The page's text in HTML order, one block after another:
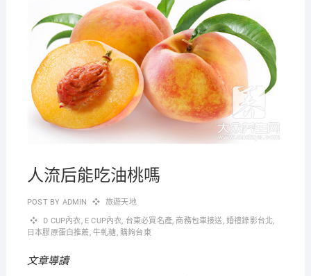
人流后能吃油桃嗎
POST BY ADMIN 旅遊天地
D CUP內衣, E CUP內衣, 台東必買名產, 商務包車接送, 婚禮錄影台北,
日本膠原蛋白推薦, 牛軋糖, 購夠台東
文章導讀